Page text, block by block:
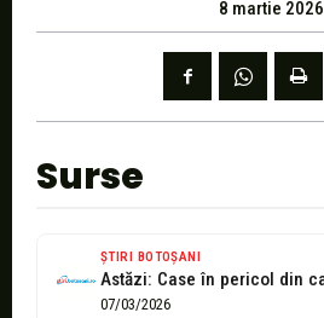
8 martie 2026
Surse
ȘTIRI BOTOȘANI
07/03/2026